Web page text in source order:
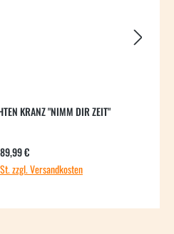
KRANZ "NIMM DIR ZEIT"
Regulärer Preis:
89,99 €
zzgl. Versandkosten